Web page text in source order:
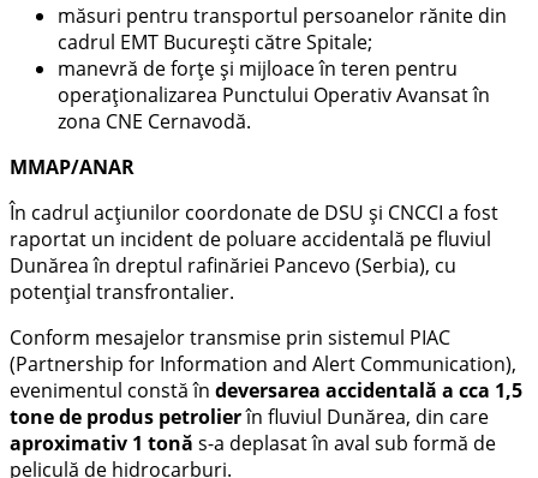
măsuri pentru transportul persoanelor rănite din
cadrul EMT București către Spitale;
manevră de forțe și mijloace în teren pentru
operaționalizarea Punctului Operativ Avansat în
zona CNE Cernavodă.
MMAP/ANAR
În cadrul acțiunilor coordonate de DSU și CNCCI a fost
raportat un incident de poluare accidentală pe fluviul
Dunărea în dreptul rafinăriei Pancevo (Serbia), cu
potențial transfrontalier.
Conform mesajelor transmise prin sistemul PIAC
(Partnership for Information and Alert Communication),
evenimentul constă în deversarea accidentală a cca 1,5
tone de produs petrolierîn fluviul Dunărea, din care
aproximativ 1 tonă s-a deplasat în aval sub formă de
peliculă de hidrocarburi.